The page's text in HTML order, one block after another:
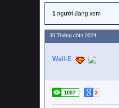
1 người đang xem
30 Tháng chín 2024
Wall-E
1007 2